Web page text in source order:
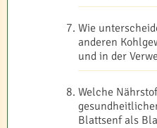
Wie
anderen
und in der
Welche
Blattsenf als